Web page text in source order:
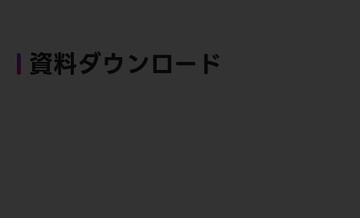
資料ダウンロード